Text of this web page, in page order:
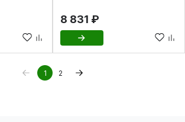
8 831 ₽
1 2